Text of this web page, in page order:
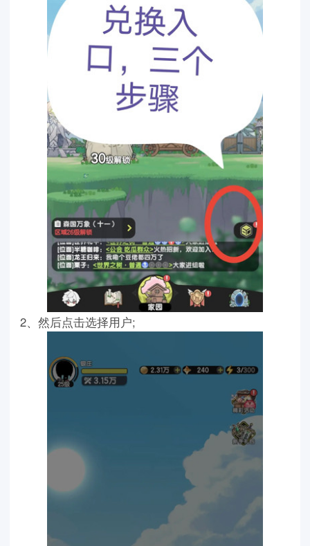
2、然后点击选择用户;